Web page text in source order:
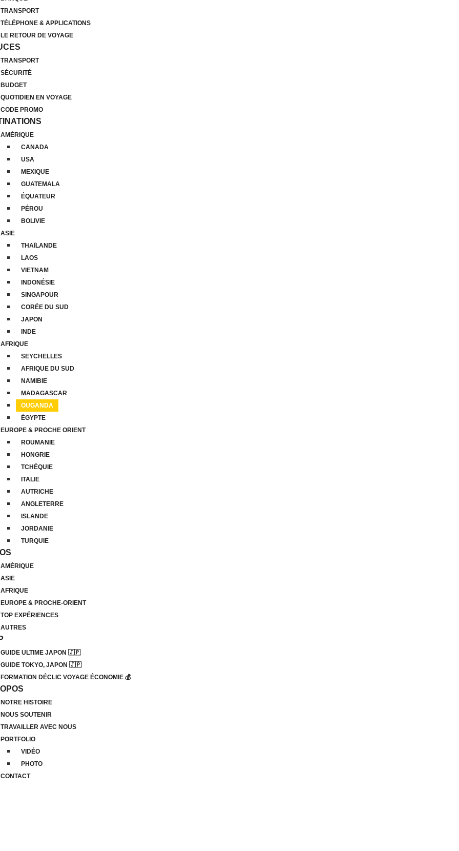
TRANSPORT
TÉLÉPHONE & APPLICATIONS
LE RETOUR DE VOYAGE
TRANSPORT
SÉCURITÉ
BUDGET
QUOTIDIEN EN VOYAGE
CODE PROMO
AMÉRIQUE
CANADA
USA
MEXIQUE
GUATEMALA
ÉQUATEUR
PÉROU
BOLIVIE
ASIE
THAÏLANDE
LAOS
VIETNAM
INDONÉSIE
SINGAPOUR
CORÉE DU SUD
JAPON
INDE
AFRIQUE
SEYCHELLES
AFRIQUE DU SUD
NAMIBIE
MADAGASCAR
OUGANDA
ÉGYPTE
EUROPE & PROCHE ORIENT
ROUMANIE
HONGRIE
TCHÉQUIE
ITALIE
AUTRICHE
ANGLETERRE
ISLANDE
JORDANIE
TURQUIE
AMÉRIQUE
ASIE
AFRIQUE
EUROPE & PROCHE-ORIENT
TOP EXPÉRIENCES
AUTRES
GUIDE ULTIME JAPON 🇯🇵
GUIDE TOKYO, JAPON 🇯🇵
FORMATION DÉCLIC VOYAGE ÉCONOMIE 💰
NOTRE HISTOIRE
NOUS SOUTENIR
TRAVAILLER AVEC NOUS
PORTFOLIO
VIDÉO
PHOTO
CONTACT